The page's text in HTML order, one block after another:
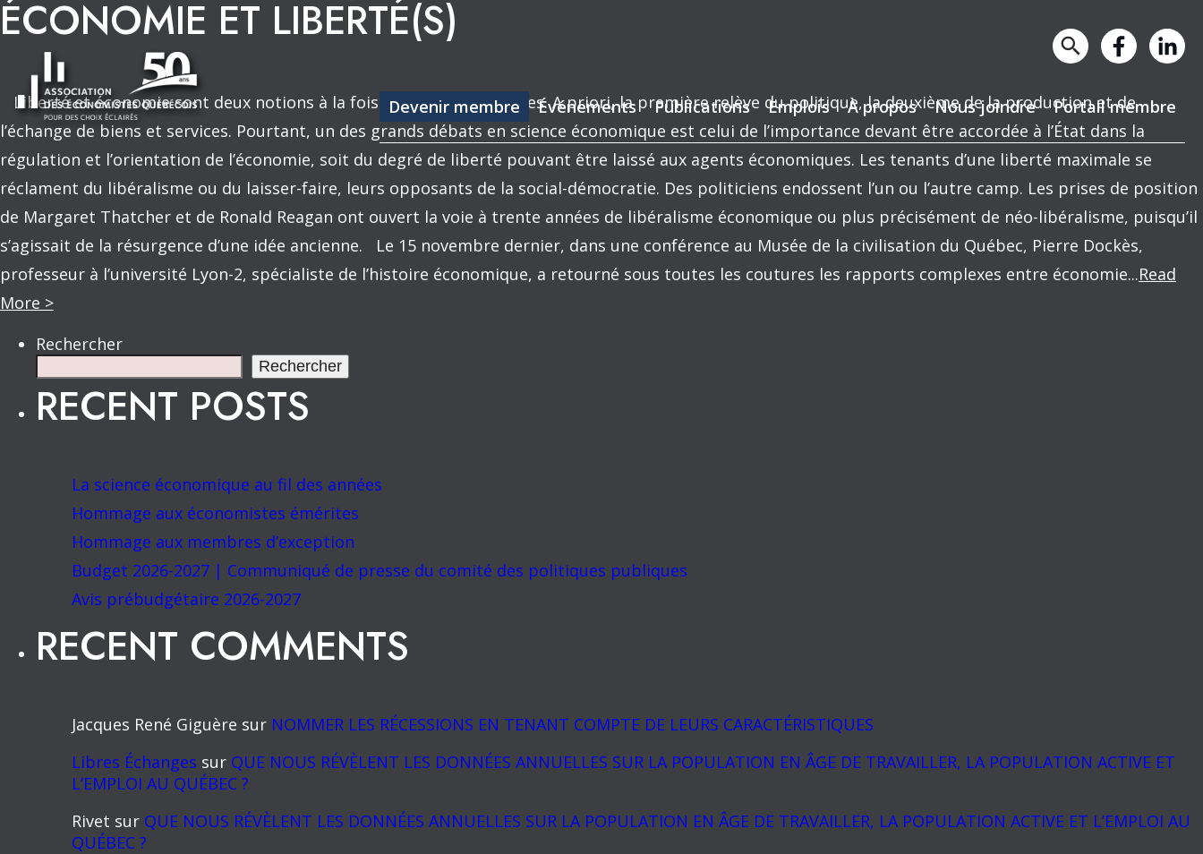
Devenir membre Événements Publications Emplois À propos Nous joindre Portail membre
ÉCONOMIE ET LIBERTÉ(S)
Liberté et économie sont deux notions à la fois éloignées et proches. A priori, la première relève du politique, la deuxième de la production et de
l’échange de biens et services. Pourtant, un des grands débats en science économique est celui de l’importance devant être accordée à l’État dans la
régulation et l’orientation de l’économie, soit du degré de liberté pouvant être laissé aux agents économiques. Les tenants d’une liberté maximale se
réclament du libéralisme ou du laisser-faire, leurs opposants de la social-démocratie. Des politiciens endossent l’un ou l’autre camp. Les prises de position
de Margaret Thatcher et de Ronald Reagan ont ouvert la voie à trente années de libéralisme économique ou plus précisément de néo-libéralisme, puisqu’il
s’agissait de la résurgence d’une idée ancienne. Le 15 novembre dernier, dans une conférence au Musée de la civilisation du Québec, Pierre Dockès,
professeur à l’université Lyon-2, spécialiste de l’histoire économique, a retourné sous toutes les coutures les rapports complexes entre économie...Read
More >
Rechercher
Rechercher
RECENT POSTS
La science économique au fil des années
Hommage aux économistes émérites
Hommage aux membres d’exception
Budget 2026-2027 | Communiqué de presse du comité des politiques publiques
Avis prébudgétaire 2026-2027
RECENT COMMENTS
Jacques René Giguère sur NOMMER LES RÉCESSIONS EN TENANT COMPTE DE LEURS CARACTÉRISTIQUES
Libres Échanges sur QUE NOUS RÉVÈLENT LES DONNÉES ANNUELLES SUR LA POPULATION EN ÂGE DE TRAVAILLER, LA POPULATION ACTIVE ET
L’EMPLOI AU QUÉBEC ?
Rivet sur QUE NOUS RÉVÈLENT LES DONNÉES ANNUELLES SUR LA POPULATION EN ÂGE DE TRAVAILLER, LA POPULATION ACTIVE ET L’EMPLOI AU
QUÉBEC ?